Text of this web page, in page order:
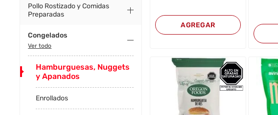
Pollo Rostizado y Comidas
Preparadas
Congelados
Ver todo
Hamburguesas, Nuggets
y Apanados
Enrollados
AGREGAR